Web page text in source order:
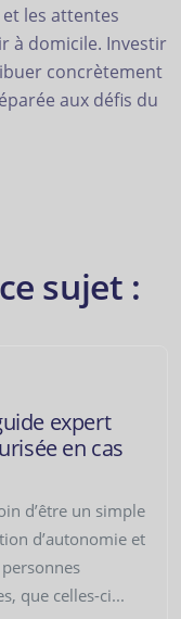
les attentes
à domicile. Investir
concrètement
aux défis du
sujet :
expert
en cas
d’être un simple
d’autonomie et
que celles-ci...